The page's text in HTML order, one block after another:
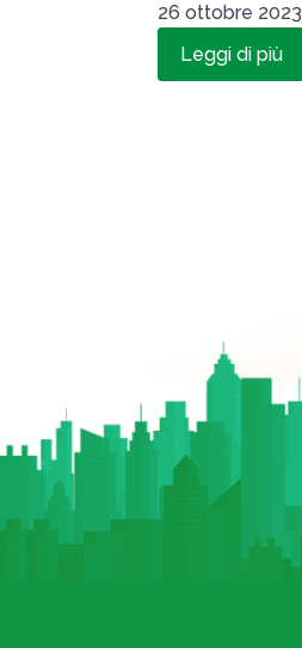
26 ottobre 2023
Leggi di più